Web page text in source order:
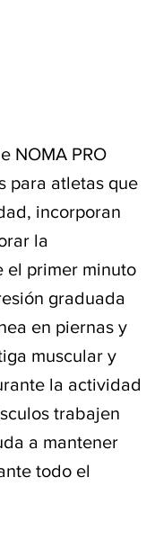
NOMA PRO
para atletas que
incorporan
la
el primer minuto
graduada
en piernas y
muscular y
la actividad
trabajen
a mantener
todo el